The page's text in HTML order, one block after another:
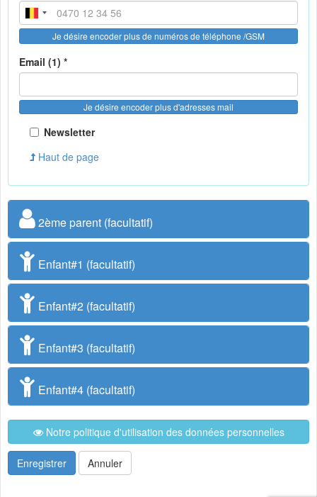
Je désire encoder plus de numéros de téléphone /GSM
Email (1) *
Je désire encoder plus d'adresses mail
Newsletter
Haut de page
2ème parent (facultatif)
Enfant#1 (facultatif)
Enfant#2 (facultatif)
Enfant#3 (facultatif)
Enfant#4 (facultatif)
Notre politique d'utilisation des données personnelles
Enregistrer Annuler